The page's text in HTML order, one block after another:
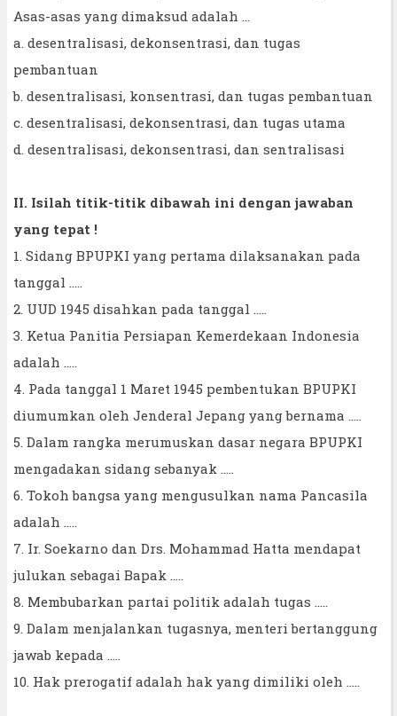
Asas-asas yang dimaksud adalah ...
a. desentralisasi, dekonsentrasi, dan tugas
pembantuan
b. desentralisasi, konsentrasi, dan tugas pembantuan
c. desentralisasi, dekonsentrasi, dan tugas utama
d. desentralisasi, dekonsentrasi, dan sentralisasi
II. Isilah titik-titik dibawah ini dengan jawaban
yang tepat !
1. Sidang BPUPKI yang pertama dilaksanakan pada
tanggal .....
2. UUD 1945 disahkan pada tanggal .....
3. Ketua Panitia Persiapan Kemerdekaan Indonesia
adalah .....
4. Pada tanggal 1 Maret 1945 pembentukan BPUPKI
diumumkan oleh Jenderal Jepang yang bernama .....
5. Dalam rangka merumuskan dasar negara BPUPKI
mengadakan sidang sebanyak .....
6. Tokoh bangsa yang mengusulkan nama Pancasila
adalah .....
7. Ir. Soekarno dan Drs. Mohammad Hatta mendapat
julukan sebagai Bapak .....
8. Membubarkan partai politik adalah tugas .....
9. Dalam menjalankan tugasnya, menteri bertanggung
jawab kepada .....
10. Hak prerogatif adalah hak yang dimiliki oleh .....